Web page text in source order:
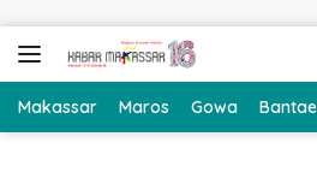
Makassar Maros Gowa